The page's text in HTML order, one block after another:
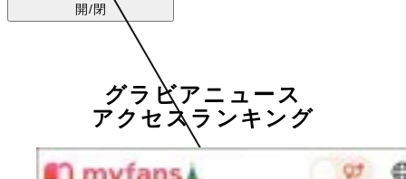
開/閉
グラビアニュース
アクセスランキング